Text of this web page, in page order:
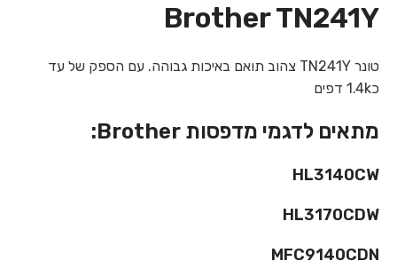
Brother TN241Y
טונר TN241Y צהוב תואם באיכות גבוהה. עם הספק של עד
כ1.4k דפים
מתאים לדגמי מדפסות Brother:
HL3140CW
HL3170CDW
MFC9140CDN